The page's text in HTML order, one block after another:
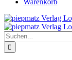
Warenkorb
Suche
nach: